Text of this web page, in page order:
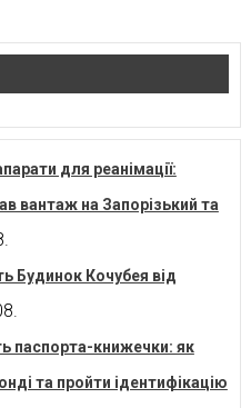
для реанімації:
вантаж на Запорізький та
Будинок Кочубея від
паспорта-книжечки: як
та пройти ідентифікацію